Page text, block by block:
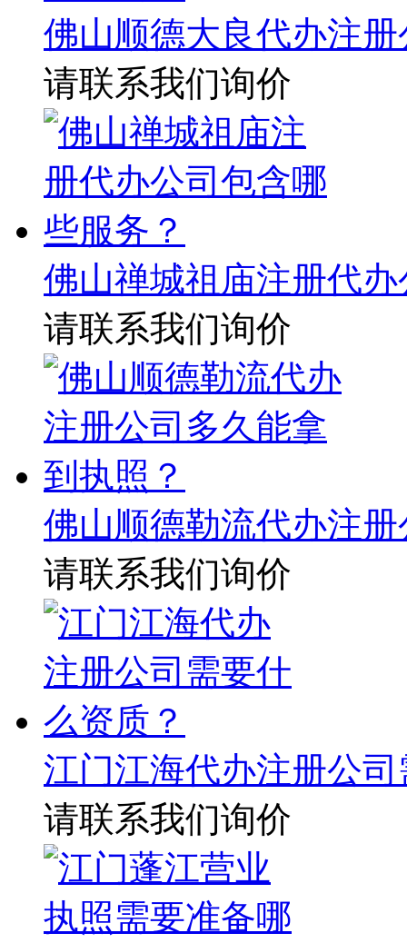
佛山顺德大良代办注
请联系我们询价
佛山禅城祖庙注册代
请联系我们询价
佛山顺德勒流代办注
请联系我们询价
江门江海代办注册公
请联系我们询价